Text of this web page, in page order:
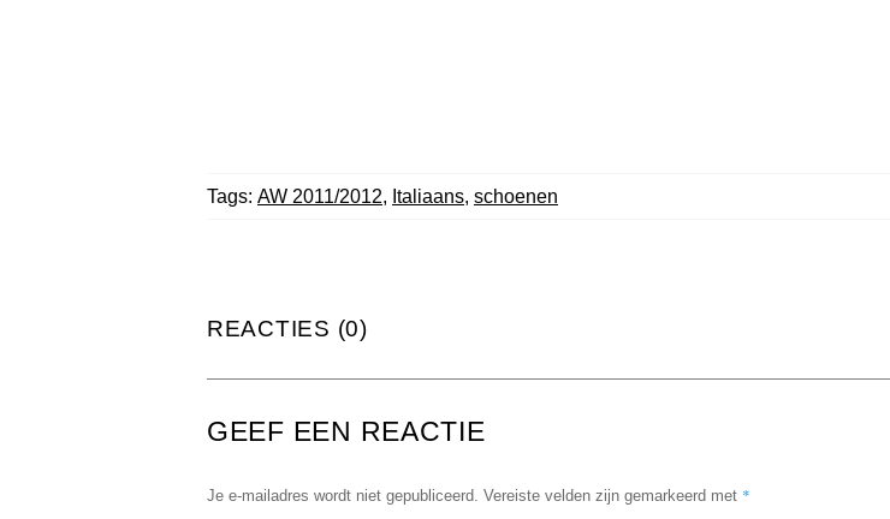
Tags: AW 2011/2012, Italiaans, schoenen
REACTIES (0)
GEEF EEN REACTIE
Je e-mailadres wordt niet gepubliceerd. Vereiste velden zijn gemarkeerd met *